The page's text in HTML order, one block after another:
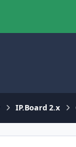
IP.Board 2.x